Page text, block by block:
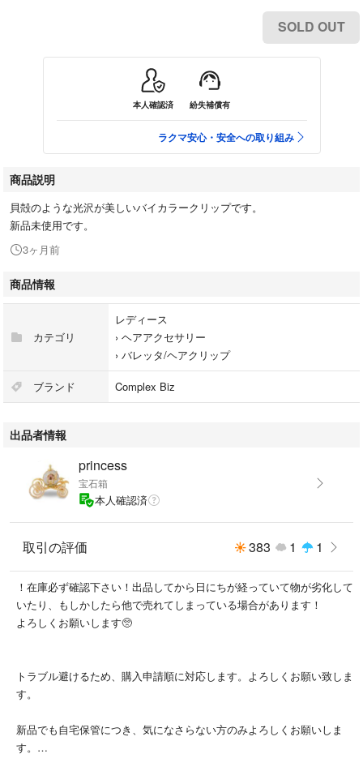
SOLD OUT
本人確認済 紛失補償有
ラクマ安心・安全への取り組み
商品説明
貝殻のような光沢が美しいバイカラークリップです。
新品未使用です。
3ヶ月前
商品情報
カテゴリ
レディース
› ヘアアクセサリー
› バレッタ/ヘアクリップ
ブランド Complex Biz
出品者情報
princess
宝石箱
本人確認済
取引の評価 383 1 1
！在庫必ず確認下さい！出品してから日にちが経っていて物が劣化して
いたり、もしかしたら他で売れてしまっている場合があります！
よろしくお願いします🥺
トラブル避けるため、購入申請順に対応します。よろしくお願い致しま
す。
新品でも自宅保管につき、気になさらない方のみよろしくお願いしま
す。